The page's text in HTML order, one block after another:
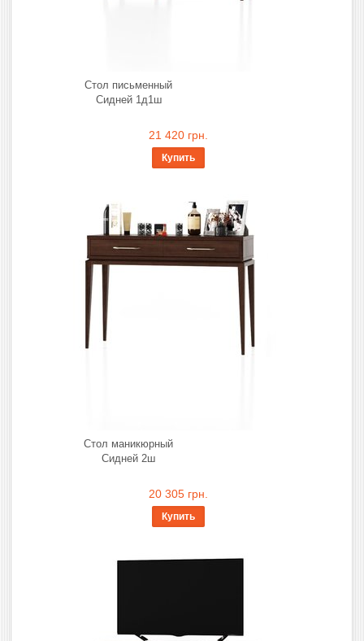
Стол письменный
Сидней 1д1ш
21 420 грн.
Купить
Стол маникюрный
Сидней 2ш
20 305 грн.
Купить